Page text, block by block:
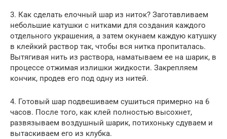
3. Как сделать елочный шар из ниток? Заготавливаем
небольшие катушки с нитками для создания каждого
отдельного украшения, а затем окунаем каждую катушку
в клейкий раствор так, чтобы вся нитка пропиталась.
Вытягивая нить из раствора, наматываем ее на шарик, в
процессе отжимая излишки жидкости. Закрепляем
кончик, продев его под одну из нитей.
4. Готовый шар подвешиваем сушиться примерно на 6
часов. После того, как клей полностью высохнет,
развязываем воздушный шарик, потихоньку сдуваем и
вытаскиваем его из клубка.